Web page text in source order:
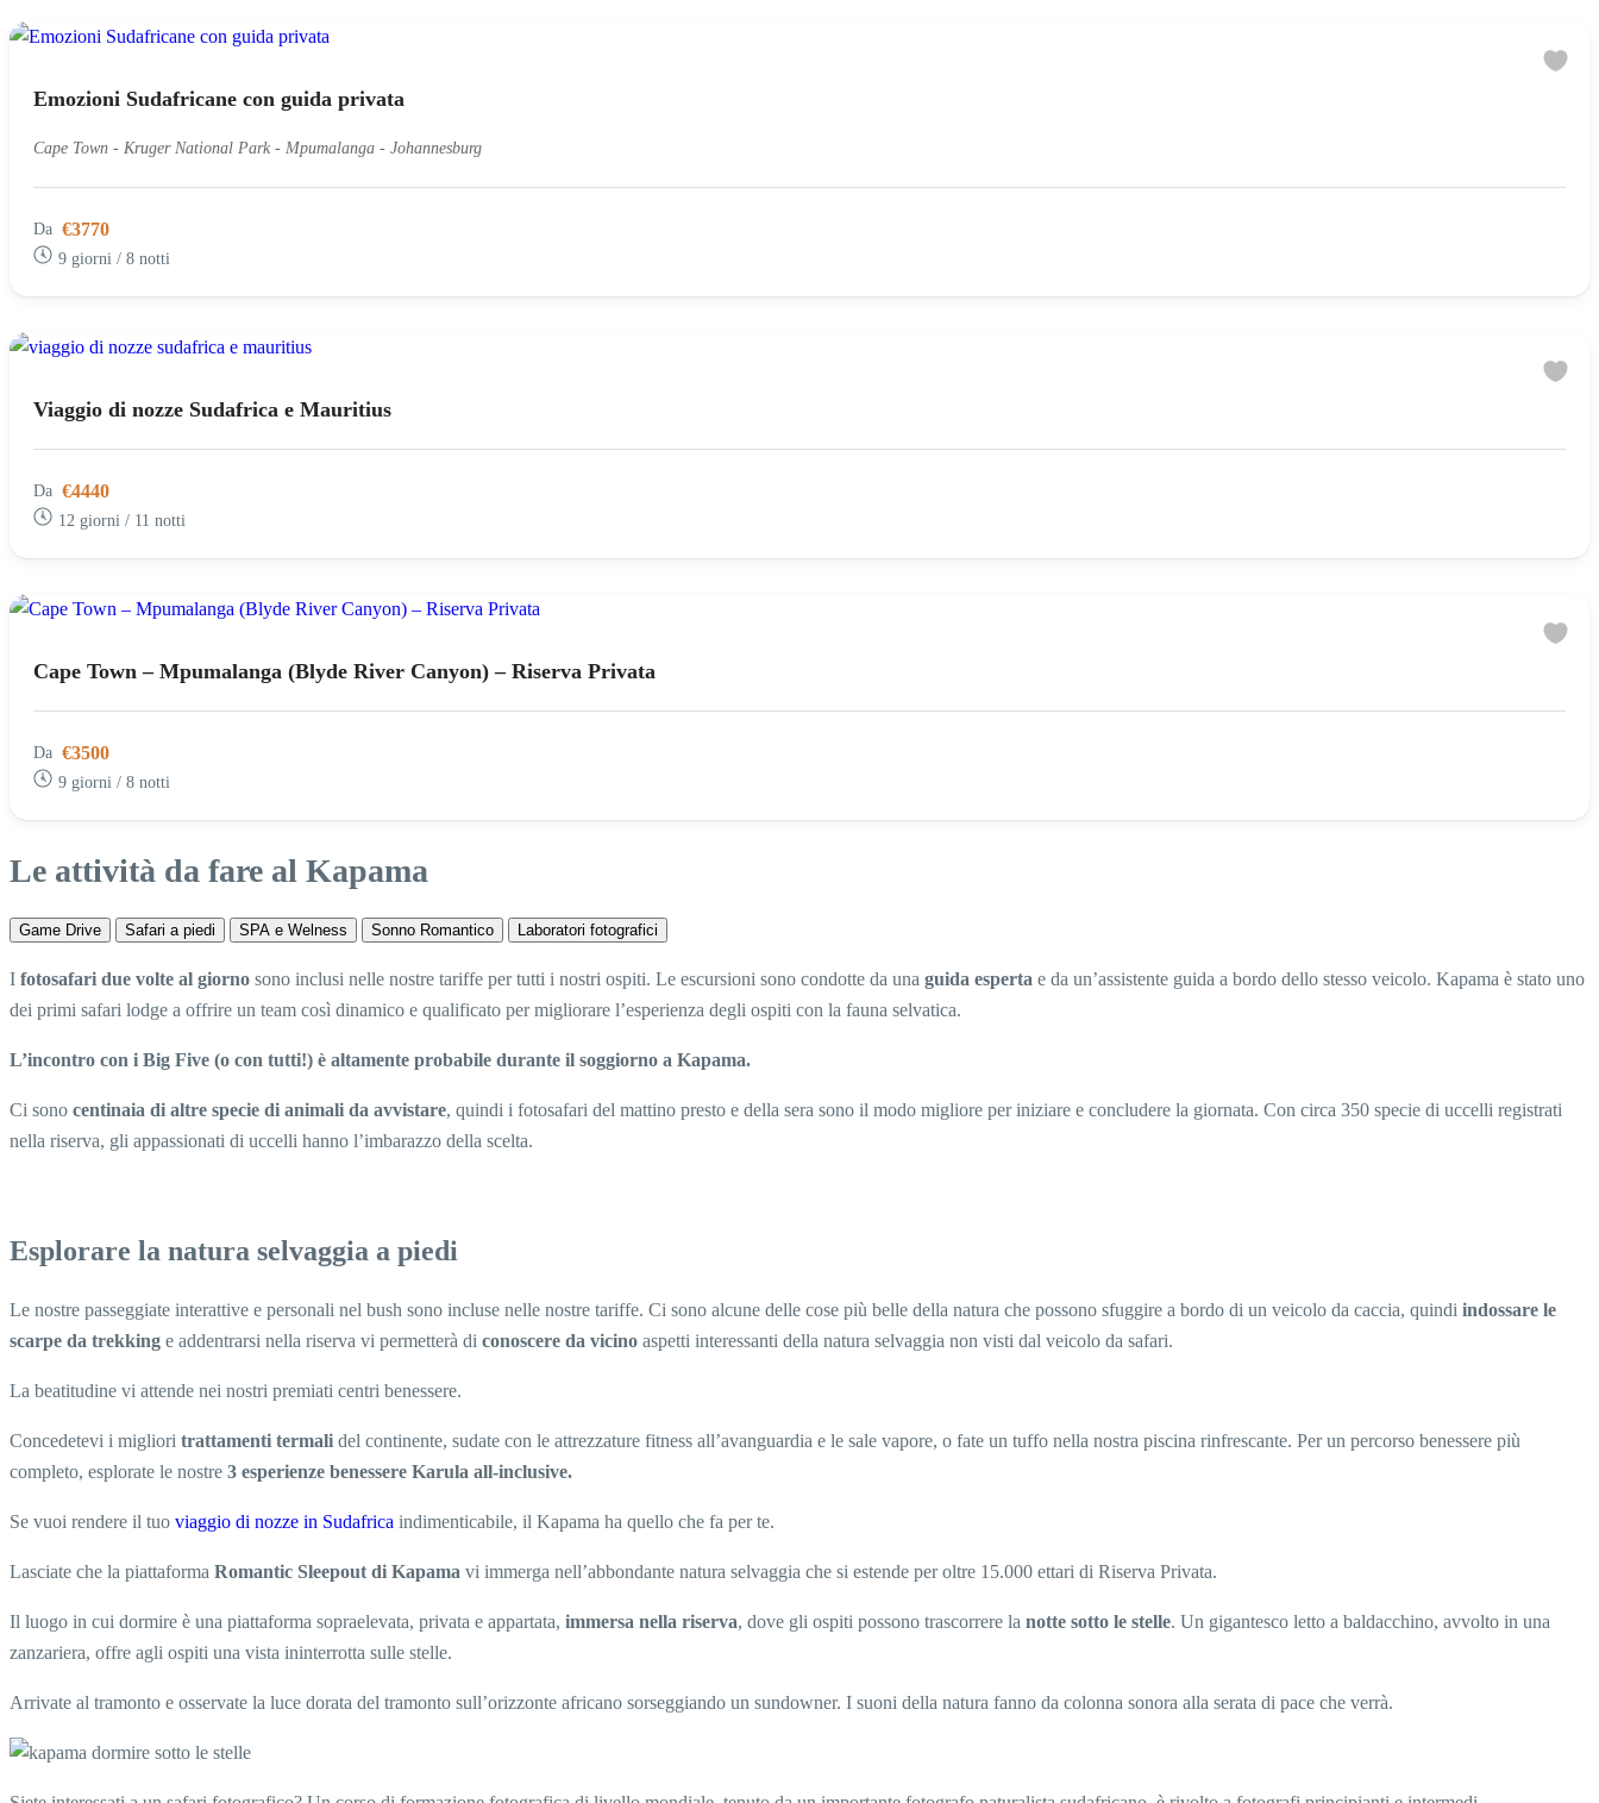
Emozioni Sudafricane con guida privata
Cape Town - Kruger National Park - Mpumalanga - Johannesburg
Da €3770
9 giorni / 8 notti
Viaggio di nozze Sudafrica e Mauritius
Da €4440
12 giorni / 11 notti
Cape Town – Mpumalanga (Blyde River Canyon) – Riserva Privata
Da €3500
9 giorni / 8 notti
Le attività da fare al Kapama
Game Drive Safari a piedi SPA e Welness Sonno Romantico Laboratori fotografici
I fotosafari due volte al giorno sono inclusi nelle nostre tariffe per tutti i nostri ospiti. Le escursioni sono condotte da una guida esperta e da un’assistente guida a bordo dello stesso veicolo. Kapama è stato uno
dei primi safari lodge a offrire un team così dinamico e qualificato per migliorare l’esperienza degli ospiti con la fauna selvatica.
L’incontro con i Big Five (o con tutti!) è altamente probabile durante il soggiorno a Kapama.
Ci sono centinaia di altre specie di animali da avvistare, quindi i fotosafari del mattino presto e della sera sono il modo migliore per iniziare e concludere la giornata. Con circa 350 specie di uccelli registrati
nella riserva, gli appassionati di uccelli hanno l’imbarazzo della scelta.
Esplorare la natura selvaggia a piedi
Le nostre passeggiate interattive e personali nel bush sono incluse nelle nostre tariffe. Ci sono alcune delle cose più belle della natura che possono sfuggire a bordo di un veicolo da caccia, quindi indossare le
scarpe da trekking e addentrarsi nella riserva vi permetterà di conoscere da vicino aspetti interessanti della natura selvaggia non visti dal veicolo da safari.
La beatitudine vi attende nei nostri premiati centri benessere.
Concedetevi i migliori trattamenti termali del continente, sudate con le attrezzature fitness all’avanguardia e le sale vapore, o fate un tuffo nella nostra piscina rinfrescante. Per un percorso benessere più
completo, esplorate le nostre 3 esperienze benessere Karula all-inclusive.
Se vuoi rendere il tuo viaggio di nozze in Sudafrica indimenticabile, il Kapama ha quello che fa per te.
Lasciate che la piattaforma Romantic Sleepout di Kapama vi immerga nell’abbondante natura selvaggia che si estende per oltre 15.000 ettari di Riserva Privata.
Il luogo in cui dormire è una piattaforma sopraelevata, privata e appartata, immersa nella riserva, dove gli ospiti possono trascorrere la notte sotto le stelle. Un gigantesco letto a baldacchino, avvolto in una
zanzariera, offre agli ospiti una vista ininterrotta sulle stelle.
Arrivate al tramonto e osservate la luce dorata del tramonto sull’orizzonte africano sorseggiando un sundowner. I suoni della natura fanno da colonna sonora alla serata di pace che verrà.